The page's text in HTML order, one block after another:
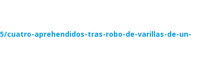
cuatro-aprehendidos-tras-robo-de-varillas-de-un-